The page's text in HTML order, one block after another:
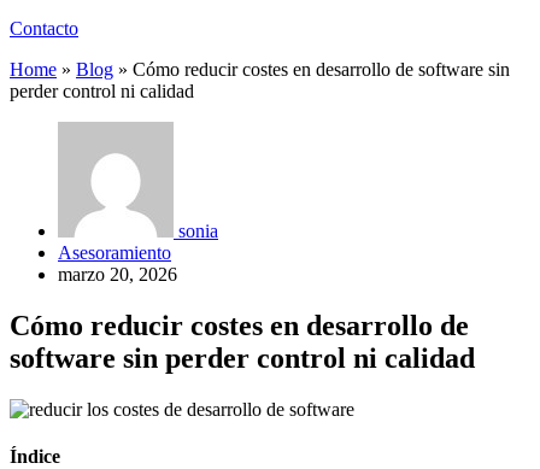
Contacto
Home » Blog » Cómo reducir costes en desarrollo de software sin
perder control ni calidad
sonia
Asesoramiento
marzo 20, 2026
Cómo reducir costes en desarrollo de
software sin perder control ni calidad
Índice